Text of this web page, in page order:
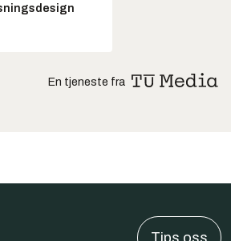
En tjeneste fra
Tips oss